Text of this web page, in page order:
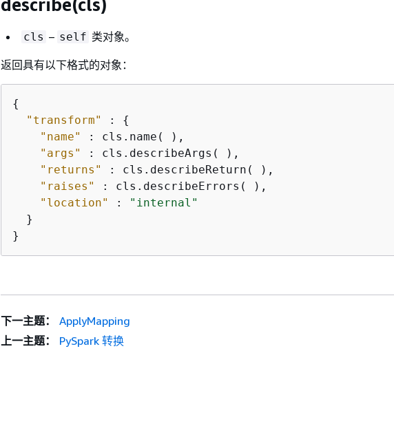
cls – self 类对象。
返回具有以下格式的对象：
{
"transform"
: {
"name"
: cls.name( ),
"args"
: cls.describeArgs( ),
"returns"
: cls.describeReturn( ),
"raises"
: cls.describeErrors( ),
"location"
:
"internal"
  }
}
下一主题：
ApplyMapping
上一主题：
PySpark 转换